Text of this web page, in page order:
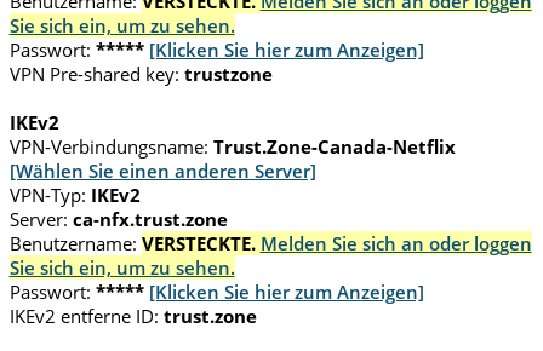
Sie sich ein, um zu sehen.
Passwort: ***** [Klicken Sie hier zum Anzeigen]
VPN Pre-shared key: trustzone
IKEv2
VPN-Verbindungsname: Trust.Zone-Canada-Netflix
[Wählen Sie einen anderen Server]
VPN-Typ: IKEv2
Server: ca-nfx.trust.zone
Benutzername: VERSTECKTE. Melden Sie sich an oder loggen
Sie sich ein, um zu sehen.
Passwort: ***** [Klicken Sie hier zum Anzeigen]
IKEv2 entferne ID: trust.zone